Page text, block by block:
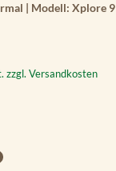
Modell: Xplore 9
zzgl. Versandkosten